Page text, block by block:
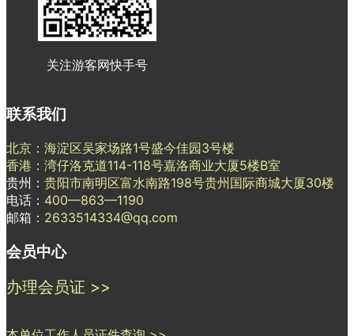
关注游客网快手号
联系我们
北京：海淀区吴家场路1号盛今佳园3号楼
香港：湾仔洛克道114-118号嘉洛商业大厦5楼B室
贵州： 贵阳市南明区富水南路198号贵州国际商城大厦30楼
电话： 400—863—1190
邮箱： 2633514334@qq.com
会员中心
办理会员证 >>